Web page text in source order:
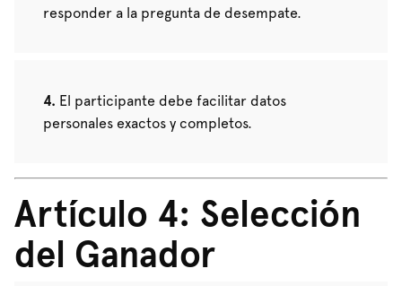
responder a la pregunta de desempate.
El participante debe facilitar datos
personales exactos y completos.
Artículo 4: Selección
del Ganador